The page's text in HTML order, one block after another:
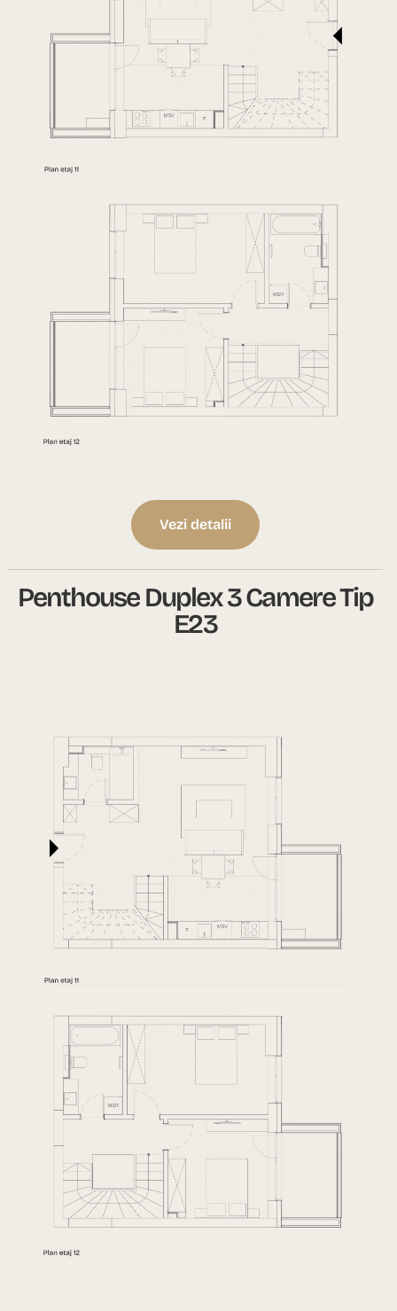
Vezi detalii
Penthouse Duplex 3 Camere Tip
E23